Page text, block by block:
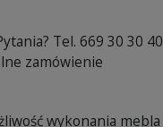
Tel. 669 30 30 40
zamówienie
wykonania mebla